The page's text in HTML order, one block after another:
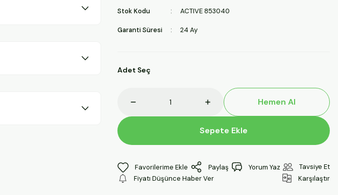
Stok Kodu ACTIVE 853040
Garanti Süresi 24 Ay
Adet Seç
Hemen Al
Sepete Ekle
Paylaş Yorum Yaz
Tavsiye Et
Fiyatı Düşünce Haber Ver
Karşılaştır